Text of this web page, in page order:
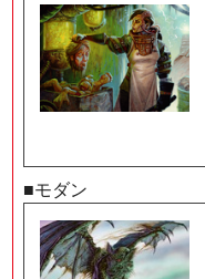
■モダン